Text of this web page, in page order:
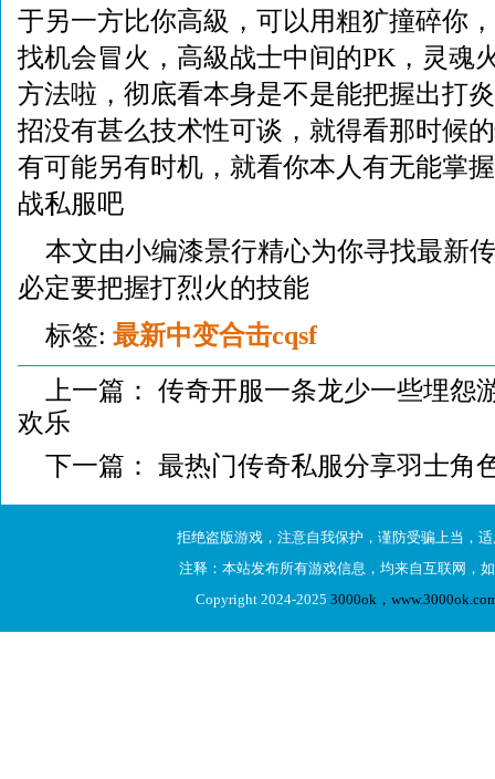
于另一方比你高級，可以用粗犷撞碎你
找机会冒火，高級战士中间的PK，灵魂
方法啦，彻底看本身是不是能把握出打
招没有甚么技术性可谈，就得看那时候
有可能另有时机，就看你本人有无能掌
战私服吧
本文由小编漆景行精心为你寻找最新
必定要把握打烈火的技能
标签: 最新中变合击cqsf
上一篇： 传奇开服一条龙少一些埋怨
欢乐
下一篇： 最热门传奇私服分享羽士角
拒绝盗版游戏，注意自我保护，谨防受骗上当，
注释：本站发布所有游戏信息，均来自互联网，
Copyright 2024-2025 3000ok，